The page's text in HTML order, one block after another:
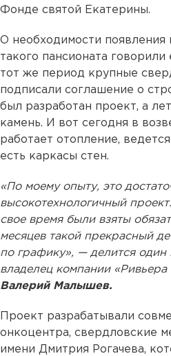
Фонде святой Екатерины.
О необходимости появления
такого пансионата
тот же период крупные
подписали соглашение о
был разработан проект, а
камень. И вот сегодня в
работает отопление,
есть каркасы стен.
«По моему опыту, это
высокотехнологичный
свое время были взяты
месяцев такой прекрасный
по графику», — делится один
владелец компании «Ривьера
Валерий Малышев.
Проект разрабатывали
онкоцентра, свердловские
имени Дмитрия Рогачева,